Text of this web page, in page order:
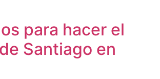
para hacer el
Santiago en